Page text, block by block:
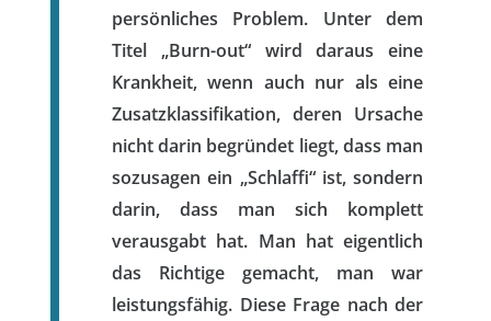
persönliches Problem. Unter dem
Titel „Burn-out“ wird daraus eine
Krankheit, wenn auch nur als eine
Zusatzklassifikation, deren Ursache
nicht darin begründet liegt, dass man
sozusagen ein „Schlaffi“ ist, sondern
darin, dass man sich komplett
verausgabt hat. Man hat eigentlich
das Richtige gemacht, man war
leistungsfähig. Diese Frage nach der